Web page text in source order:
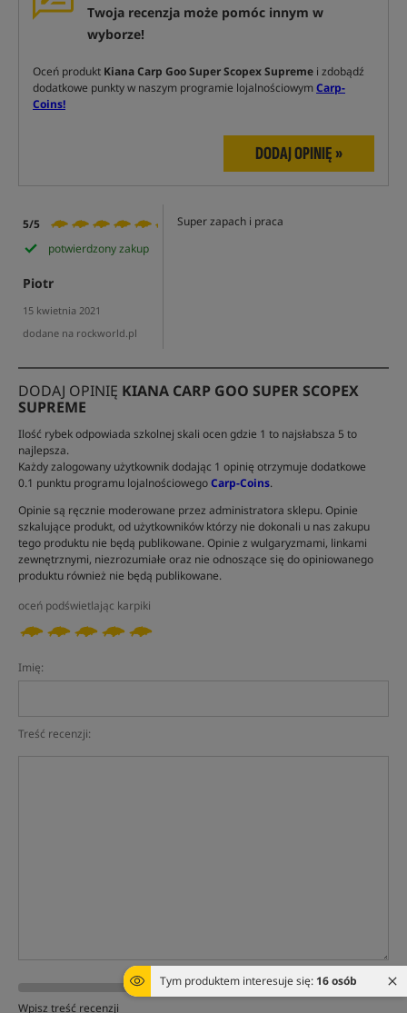
Tym produktem interesuje się: 16 osób
Twoja recenzja może pomóc innym w
wyborze!
Oceń produkt Kiana Carp Goo Super Scopex Supreme i zdobądź
dodatkowe punkty w naszym programie lojalnościowymCarp-
Coins!
DODAJ OPINIĘ »
5/5
potwierdzony zakup
Piotr
15 kwietnia 2021
dodane na rockworld.pl
Super zapach i praca
DODAJ OPINIĘ KIANA CARP GOO SUPER SCOPEX
SUPREME
Ilość rybek odpowiada szkolnej skali ocen gdzie 1 to najsłabsza 5 to
najlepsza.
Każdy zalogowany użytkownik dodając 1 opinię otrzymuje dodatkowe
0.1 punktu programu lojalnościowegoCarp-Coins.
Opinie są ręcznie moderowane przez administratora sklepu. Opinie
szkalujące produkt, od użytkowników którzy nie dokonali u nas zakupu
tego produktu nie będą publikowane. Opinie z wulgaryzmami, linkami
zewnętrznymi, niezrozumiałe oraz nie odnoszące się do opiniowanego
produktu również nie będą publikowane.
oceń podświetlając karpiki
Imię:
Treść recenzji:
Wpisz treść recenzji